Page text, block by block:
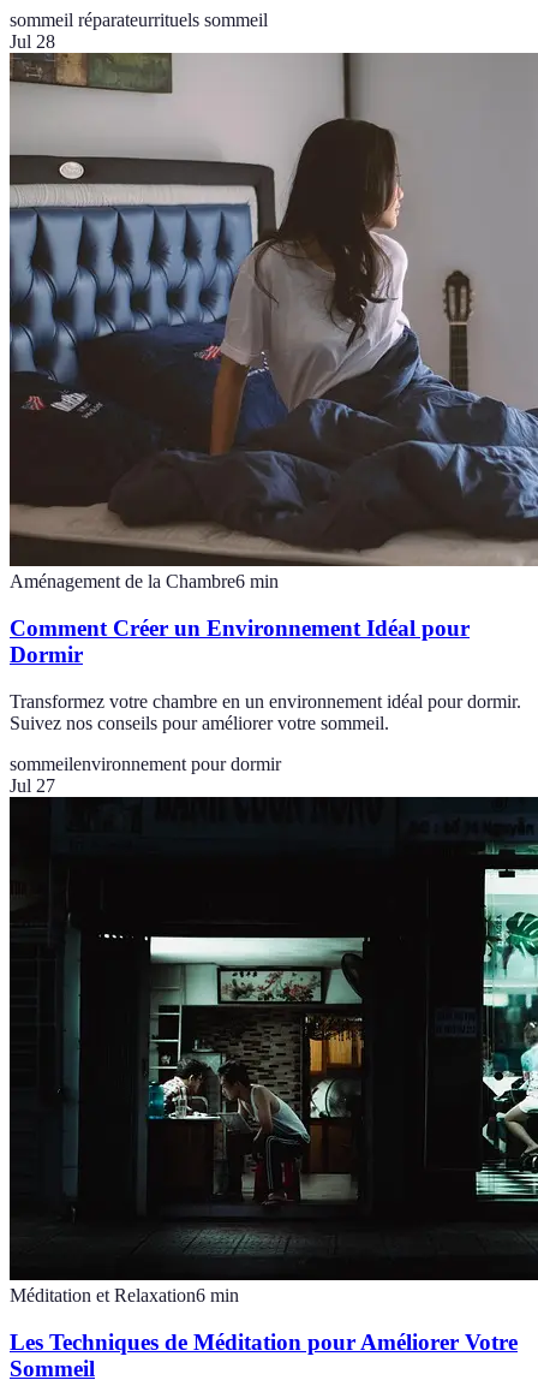
sommeil réparateurrituels sommeil
Jul 28
Aménagement de la Chambre6 min
Comment Créer un Environnement Idéal pour
Dormir
Transformez votre chambre en un environnement idéal pour dormir.
Suivez nos conseils pour améliorer votre sommeil.
sommeilenvironnement pour dormir
Jul 27
Méditation et Relaxation6 min
Les Techniques de Méditation pour Améliorer Votre
Sommeil